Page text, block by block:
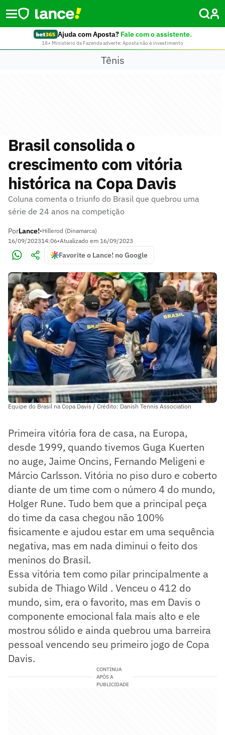
Ajuda com Aposta? Fale com o assistente.
18+ Ministério da Fazenda adverte: Aposta não é investimento
Tênis
Brasil consolida o
crescimento com vitória
histórica na Copa Davis
Coluna comenta o triunfo do Brasil que quebrou uma
série de 24 anos na competição
PorLance!•Hillerod (Dinamarca)
16/09/202314:06•Atualizado em 16/09/2023
Favorite o Lance! no Google
Equipe do Brasil na Copa Davis / Crédito: Danish Tennis Association
Primeira vitória fora de casa, na Europa,
desde 1999, quando tivemos Guga Kuerten
no auge, Jaime Oncins, Fernando Meligeni e
Márcio Carlsson. Vitória no piso duro e coberto
diante de um time com o número 4 do mundo,
Holger Rune. Tudo bem que a principal peça
do time da casa chegou não 100%
fisicamente e ajudou estar em uma sequência
negativa, mas em nada diminui o feito dos
meninos do Brasil.
Essa vitória tem como pilar principalmente a
subida de Thiago Wild . Venceu o 412 do
mundo, sim, era o favorito, mas em Davis o
componente emocional fala mais alto e ele
mostrou sólido e ainda quebrou uma barreira
pessoal vencendo seu primeiro jogo de Copa
Davis.
CONTINUA
APÓS A
PUBLICIDADE